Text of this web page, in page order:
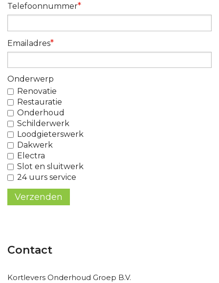
Telefoonnummer*
Emailadres*
Onderwerp
Renovatie
Restauratie
Onderhoud
Schilderwerk
Loodgieterswerk
Dakwerk
Electra
Slot en sluitwerk
24 uurs service
Verzenden
Contact
Kortlevers Onderhoud Groep B.V.